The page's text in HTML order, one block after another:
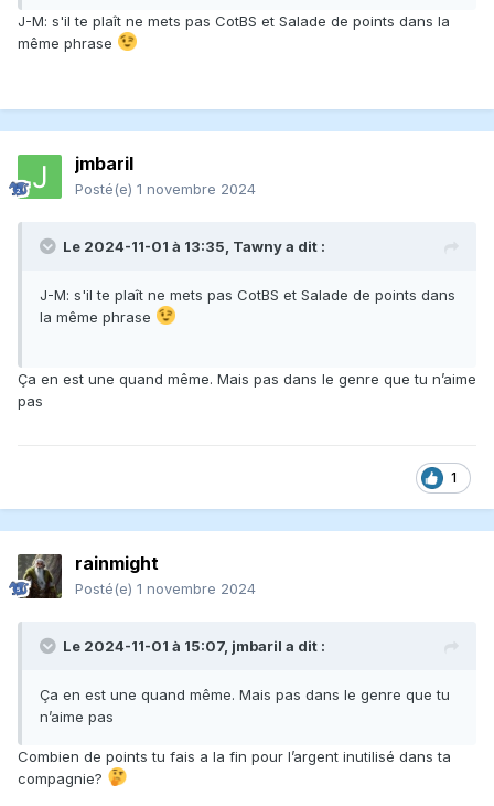
J-M: s'il te plaît ne mets pas CotBS et Salade de points dans la
même phrase
jmbaril
Posté(e) 1 novembre 2024
Le 2024-11-01 à 13:35, Tawnya dit :
J-M: s'il te plaît ne mets pas CotBS et Salade de points dans
la même phrase
Ça en est une quand même. Mais pas dans le genre que tu n’aime
pas
1
rainmight
Posté(e) 1 novembre 2024
Le 2024-11-01 à 15:07, jmbaril a dit :
Ça en est une quand même. Mais pas dans le genre que tu
n’aime pas
Combien de points tu fais a la fin pour l’argent inutilisé dans ta
compagnie?